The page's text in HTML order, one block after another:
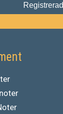
Registrerad